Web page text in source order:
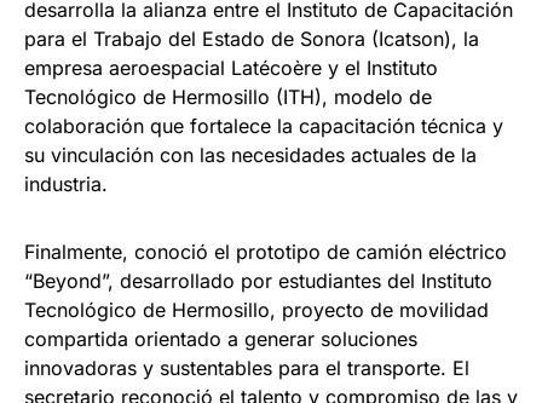
desarrolla la alianza entre el Instituto de Capacitación
para el Trabajo del Estado de Sonora (Icatson), la
empresa aeroespacial Latécoère y el Instituto
Tecnológico de Hermosillo (ITH), modelo de
colaboración que fortalece la capacitación técnica y
su vinculación con las necesidades actuales de la
industria.
Finalmente, conoció el prototipo de camión eléctrico
“Beyond”, desarrollado por estudiantes del Instituto
Tecnológico de Hermosillo, proyecto de movilidad
compartida orientado a generar soluciones
innovadoras y sustentables para el transporte. El
secretario reconoció el talento y compromiso de las y